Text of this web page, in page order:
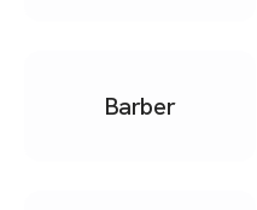
Barber